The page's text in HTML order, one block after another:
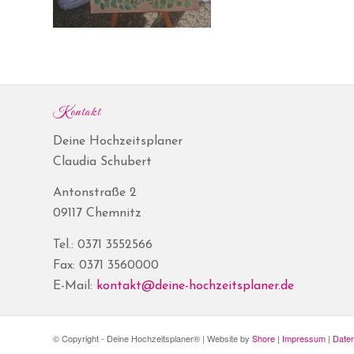
Kontakt
Deine Hochzeitsplaner
Claudia Schubert
Antonstraße 2
09117 Chemnitz
Tel.: 0371 3552566
Fax: 0371 3560000
E-Mail: kontakt@deine-hochzeitsplaner.de
© Copyright - Deine Hochzeitsplaner® | Website by Shore | Impressum |